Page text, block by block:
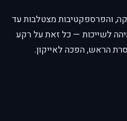
והפרספקטיבות מצטלבות עד
לשייכות — כל זאת על רקע
הראש, הפכה לאייקון.